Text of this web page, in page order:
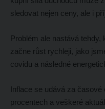
sledovat nejen ceny, ale i
Problém ale nastává
začne růst rychleji, jako
covidu a následné
Inflace se udává za
procentech a veškeré